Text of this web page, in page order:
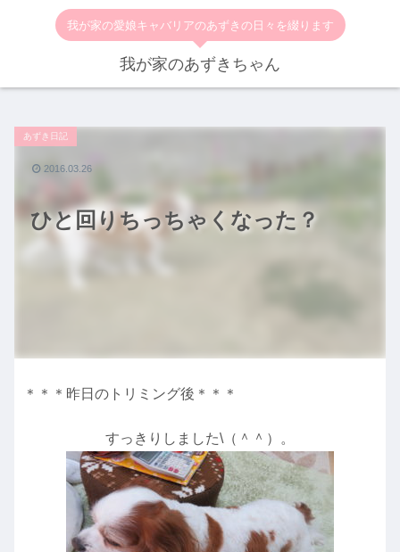
我が家の愛娘キャバリアのあずきの日々を綴ります
我が家のあずきちゃん
ひと回りちっちゃくなった？
あずき日記
2016.03.26
＊＊＊昨日のトリミング後＊＊＊
すっきりしました\（＾＾）。